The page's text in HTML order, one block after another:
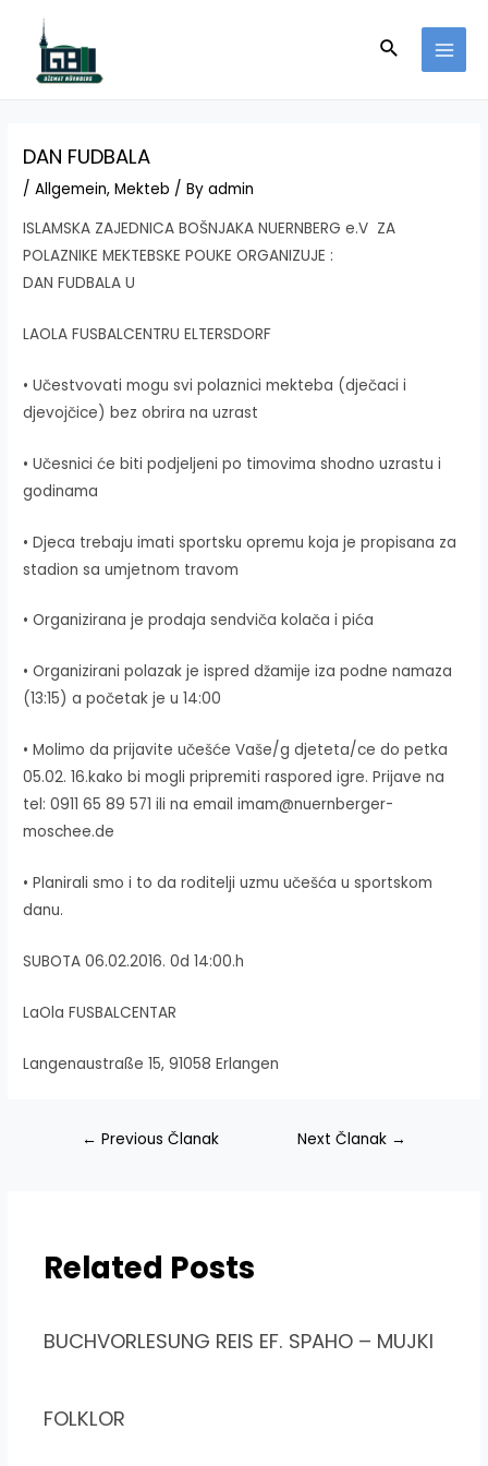
content
Search
DAN FUDBALA
/Allgemein,Mekteb / Byadmin
ISLAMSKA ZAJEDNICA BOŠNJAKA NUERNBERG e.V ZA
POLAZNIKE MEKTEBSKE POUKE ORGANIZUJE :
DAN FUDBALA U
LAOLA FUSBALCENTRU ELTERSDORF
• Učestvovati mogu svi polaznici mekteba (dječaci i
djevojčice) bez obrira na uzrast
• Učesnici će biti podjeljeni po timovima shodno uzrastu i
godinama
• Djeca trebaju imati sportsku opremu koja je propisana za
stadion sa umjetnom travom
• Organizirana je prodaja sendviča kolača i pića
• Organizirani polazak je ispred džamije iza podne namaza
(13:15) a početak je u 14:00
• Molimo da prijavite učešće Vaše/g djeteta/ce do petka
05.02. 16.kako bi mogli pripremiti raspored igre. Prijave na
tel: 0911 65 89 571 ili na email imam@nuernberger-
moschee.de
• Planirali smo i to da roditelji uzmu učešća u sportskom
danu.
SUBOTA 06.02.2016. 0d 14:00.h
LaOla FUSBALCENTAR
Langenaustraße 15, 91058 Erlangen
Navigacija
← Previous Članak Next Članak →
Related Posts
BUCHVORLESUNG REIS EF. SPAHO – MUJKI
FOLKLOR